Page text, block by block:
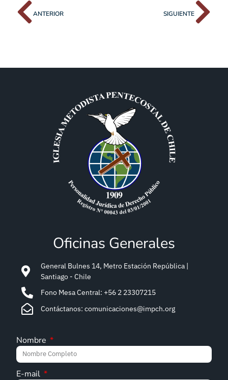
ANTERIOR SIGUIENTE
Oficinas Generales
General Bulnes 14, Metro Estación República |
Santiago - Chile
Fono Mesa Central: +56 2 23307215
Contáctanos: comunicaciones@impch.org
Nombre
E-mail